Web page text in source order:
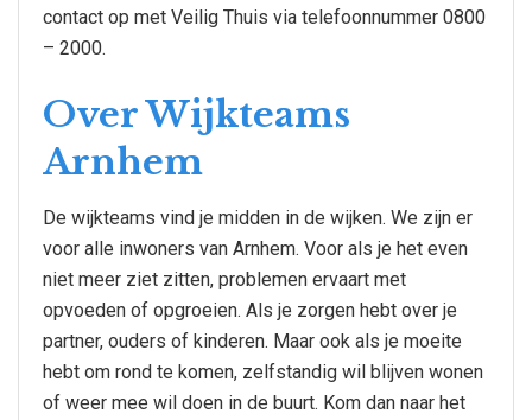
contact op met Veilig Thuis via telefoonnummer 0800
– 2000.
Over Wijkteams
Arnhem
De wijkteams vind je midden in de wijken. We zijn er
voor alle inwoners van Arnhem. Voor als je het even
niet meer ziet zitten, problemen ervaart met
opvoeden of opgroeien. Als je zorgen hebt over je
partner, ouders of kinderen. Maar ook als je moeite
hebt om rond te komen, zelfstandig wil blijven wonen
of weer mee wil doen in de buurt. Kom dan naar het